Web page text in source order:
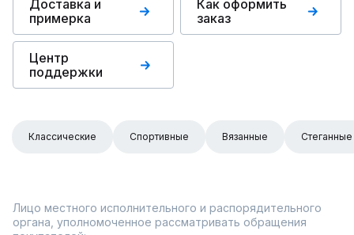
Доставка и
примерка
Как оформить
заказ
Центр
поддержки
Классические Спортивные Вязанные Стеганные
Лицо местного исполнительного и распорядительного
органа, уполномоченное рассматривать обращения